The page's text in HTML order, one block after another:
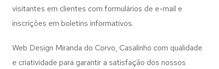
visitantes em clientes com formulários de e-mail e
inscrições em boletins informativos.
Web Design Miranda do Corvo, Casalinho com qualidade
e criatividade para garantir a satisfação dos nossos